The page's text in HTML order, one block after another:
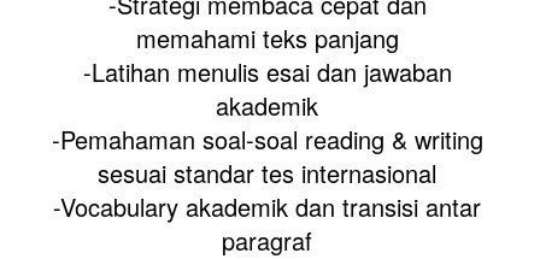
memahami teks panjang
-Latihan menulis esai dan jawaban
akademik
-Pemahaman soal-soal reading & writing
sesuai standar tes internasional
-Vocabulary akademik dan transisi antar
paragraf